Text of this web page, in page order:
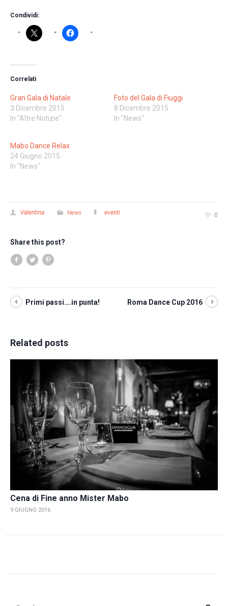
Condividi:
Correlati
Gran Gala di Natale
3 Dicembre 2015
In "Altre Notizie"
Foto del Gala di Fiuggi
8 Dicembre 2015
In "News"
Mabo Dance Relax
24 Giugno 2015
In "News"
0
Valentina News eventi
Share this post?
Primi passi….in punta! Roma Dance Cup 2016
Related posts
Cena di Fine anno Mister Mabo
9 GIUGNO 2016